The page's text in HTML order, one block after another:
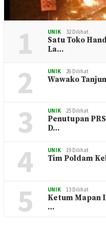
1 UNIK 32 Dilihat
Satu Toko
La…
2 UNIK 26 Dilihat
Wawako
3 UNIK 25 Dilihat
Penutupan
D…
4 UNIK 19 Dilihat
Tim Poldam
5 UNIK 13 Dilihat
Ketum Mapan
…